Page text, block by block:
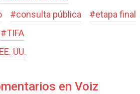
#consulta pública #etapa final
#TIFA
UU.
en Voiz